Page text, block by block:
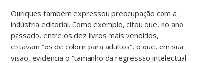
Ouriques também expressou preocupação com a
indústria editorial. Como exemplo, citou que, no ano
passado, entre os dez livros mais vendidos,
estavam “os de colorir para adultos”, o que, em sua
visão, evidencia o “tamanho da regressão intelectual